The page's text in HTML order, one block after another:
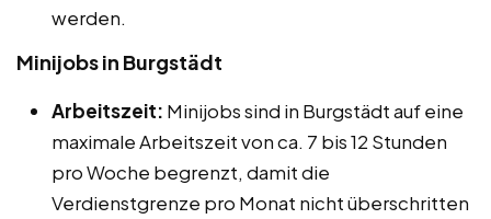
werden.
Minijobs in Burgstädt
Arbeitszeit: Minijobs sind in Burgstädt auf eine
maximale Arbeitszeit von ca. 7 bis 12 Stunden
pro Woche begrenzt, damit die
Verdienstgrenze pro Monat nicht überschritten